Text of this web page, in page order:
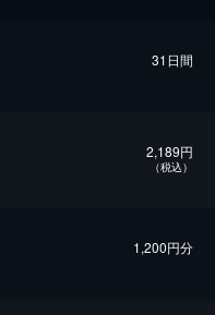
31日間
2,189円
（税込）
1,200円分